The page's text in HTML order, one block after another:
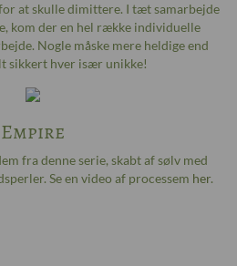
at skulle dimittere. I tæt samarbejde
kom der en hel række individuelle
Nogle måske mere heldige end
sikkert hver især unikke!
Empire
fra denne serie, skabt af sølv med
Se en video af processem her.